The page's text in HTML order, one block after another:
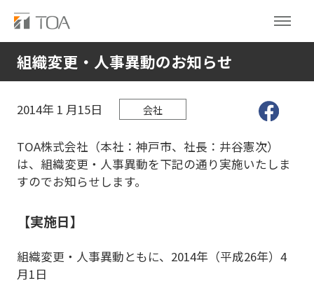
組織変更・人事異動のお知らせ
2014年 1 月15日 会社
TOA株式会社（本社：神戸市、社長：井谷憲次）
は、組織変更・人事異動を下記の通り実施いたしま
すのでお知らせします。
【実施日】
組織変更・人事異動ともに、2014年（平成26年）4
月1日